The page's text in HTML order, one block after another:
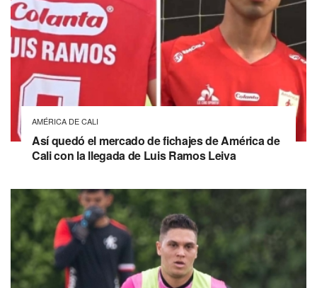
AMÉRICA DE CALI
Así quedó el mercado de fichajes de América de
Cali con la llegada de Luis Ramos Leiva